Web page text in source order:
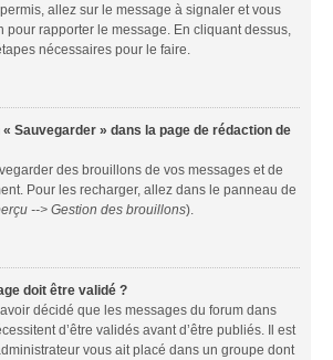
permis, allez sur le message à signaler et vous
pour rapporter le message. En cliquant dessus,
nécessaires pour le faire.
Sauvegarder » dans la page de rédaction de
des brouillons de vos messages et de
Pour les recharger, allez dans le panneau de
--> Gestion des brouillons).
doit être validé ?
décidé que les messages du forum dans
d’être validés avant d’être publiés. Il est
vous ait placé dans un groupe dont